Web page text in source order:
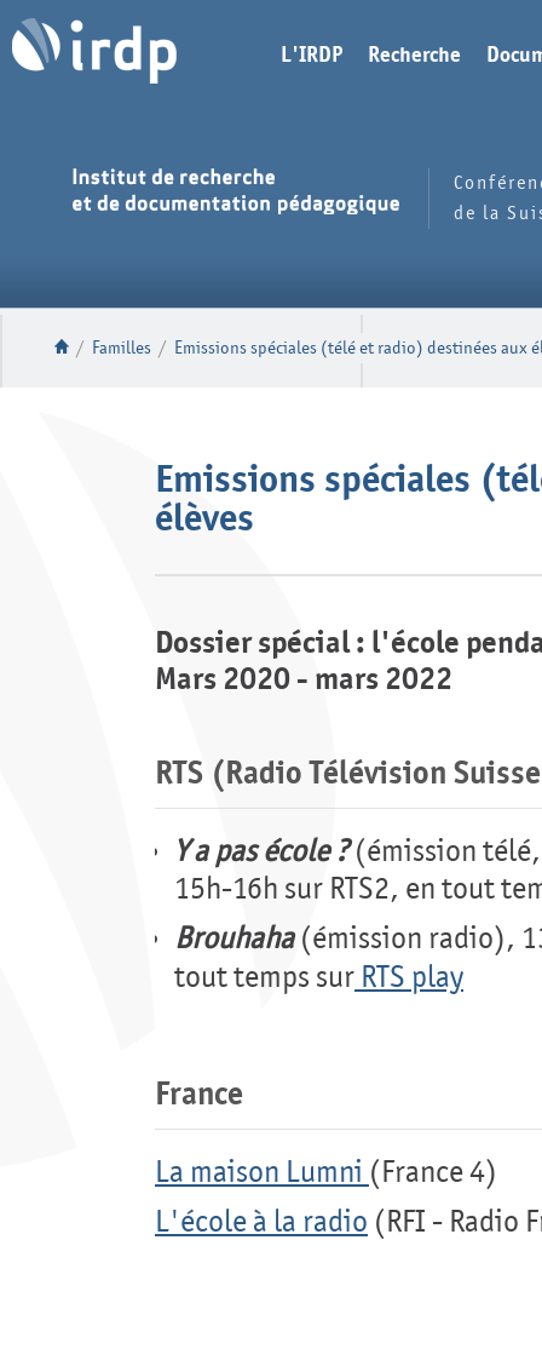
L'IRDP Recherche
de la
/ Familles / Emissions spéciales (télé et radio) destinées aux
Emissions spéciales
élèves
Dossier spécial : l'école
Mars 2020 - mars 2022
RTS (Radio Télévision
Y a pas école ?(émission
15h-16h sur RTS2, en tout
Brouhaha(émission radio),
tout temps sur RTS play
France
La maison Lumni (France 4)
L'école à la radio (RFI - Radio